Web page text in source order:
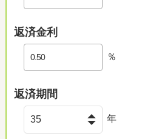
返済金利
％
返済期間
年